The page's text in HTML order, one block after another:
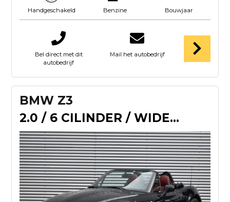
Handgeschakeld Benzine Bouwjaar
Bel direct met dit
autobedrijf
Mail het autobedrijf
BMW Z3
2.0 / 6 CILINDER / WIDEBODY / STOELVERWARMING